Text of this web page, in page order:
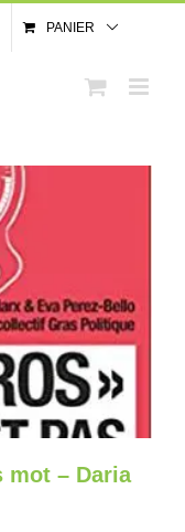
PANIER
mot – Daria